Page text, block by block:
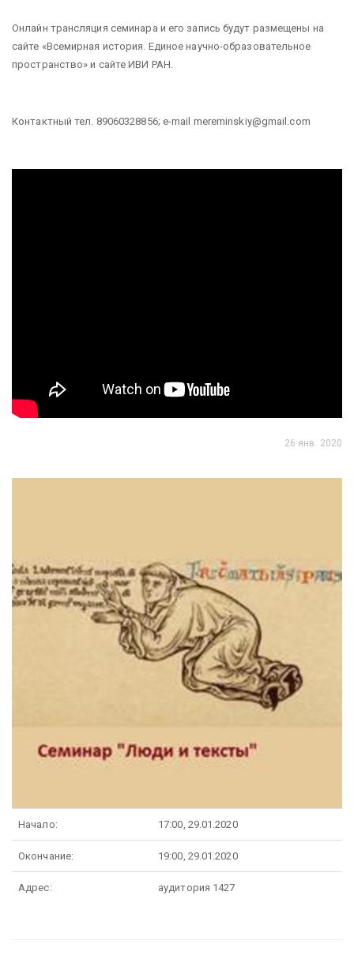
Онлайн трансляция семинара и его запись будут размещены на
сайте «Всемирная история. Единое научно-образовательное
пространство» и сайте ИВИ РАН.
Контактный тел. 89060328856; e-mail mereminskiy@gmail.com
26 янв. 2020
Начало: 17:00, 29.01.2020
Окончание: 19:00, 29.01.2020
Адрес: аудитория 1427